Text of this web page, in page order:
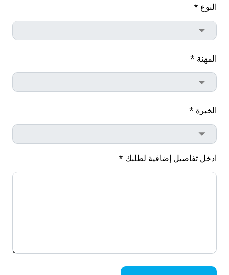
النوع *
المهنة *
الخبرة *
ادخل تفاصيل إضافية لطلبك *